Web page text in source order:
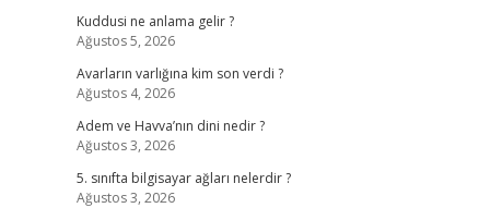
Kuddusi ne anlama gelir ?
Ağustos 5, 2026
Avarların varlığına kim son verdi ?
Ağustos 4, 2026
Adem ve Havva’nın dini nedir ?
Ağustos 3, 2026
5. sınıfta bilgisayar ağları nelerdir ?
Ağustos 3, 2026